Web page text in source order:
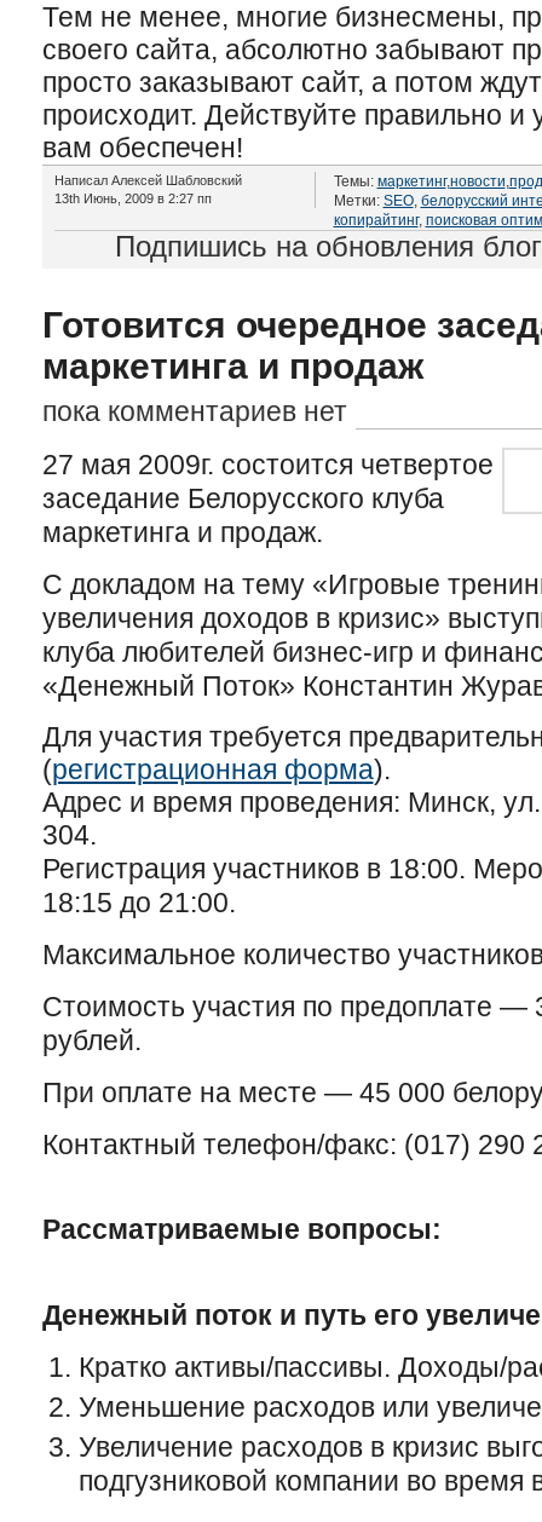
Тем не менее, многие бизнесмены,
своего сайта, абсолютно забывают
просто заказывают сайт, а потом
происходит. Действуйте правильно и
вам обеспечен!
Написал Алексей Шабловский
13th Июнь, 2009 в 2:27 пп
Темы: маркетинг,новости,
Метки: SEO, белорусский
копирайтинг, поисковая
Подпишись на обновления
Готовится очередное
маркетинга и продаж
пока комментариев нет
27 мая 2009г. состоится четвертое
заседание Белорусского клуба
маркетинга и продаж.
С докладом на тему «Игровые
увеличения доходов в кризис»
клуба любителей бизнес-игр и
«Денежный Поток» Константин
Для участия требуется
(регистрационная форма).
Адрес и время проведения: Минск,
304.
Регистрация участников в 18:00.
18:15 до 21:00.
Максимальное количество
Стоимость участия по предоплате —
рублей.
При оплате на месте — 45 000
Контактный телефон/факс: (017) 290
Рассматриваемые вопросы:
Денежный поток и путь его
Кратко активы/пассивы. Доходы/
Уменьшение расходов или
Увеличение расходов в кризис
подгузниковой компании во время